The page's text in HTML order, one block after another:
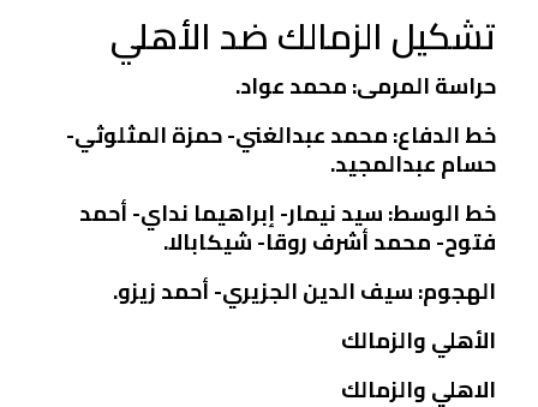
تشكيل الزمالك ضد الأهلي
حراسة المرمى: محمد عواد.
خط الدفاع: محمد عبدالغني- حمزة المثلوثي-
حسام عبدالمجيد.
خط الوسط: سيد نيمار- إبراهيما نداي- أحمد
فتوح- محمد أشرف روقا- شيكابالا.
الهجوم: سيف الدين الجزيري- أحمد زيزو.
الأهلي والزمالك
الاهلي والزمالك